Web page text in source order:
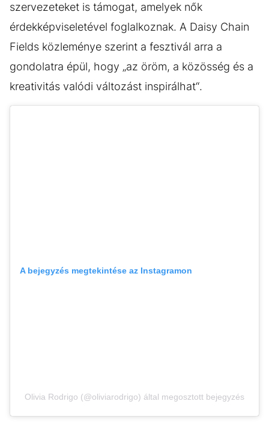
szervezeteket is támogat, amelyek nők
érdekképviseletével foglalkoznak. A Daisy Chain
Fields közleménye szerint a fesztivál arra a
gondolatra épül, hogy „az öröm, a közösség és a
kreativitás valódi változást inspirálhat“.
A bejegyzés megtekintése az Instagramon
Olivia Rodrigo (@oliviarodrigo) által megosztott bejegyzés